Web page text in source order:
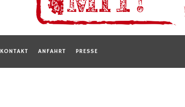
KONTAKT ANFAHRT PRESSE